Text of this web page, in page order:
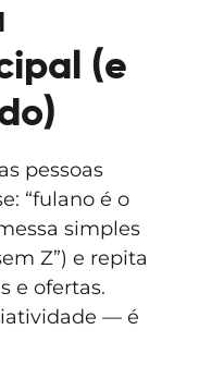
(e
pessoas
“fulano é o
simples
Z”) e repita
e ofertas.
— é